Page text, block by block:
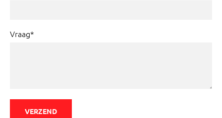
Vraag*
VERZEND